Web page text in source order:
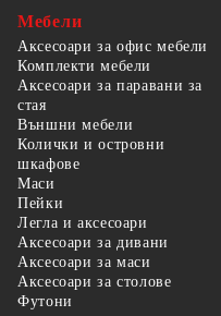
Мебели
Аксесоари за офис мебели
Комплекти мебели
Аксесоари за паравани за
стая
Външни мебели
Колички и островни
шкафове
Маси
Пейки
Легла и аксесоари
Аксесоари за дивани
Аксесоари за маси
Аксесоари за столове
Футони